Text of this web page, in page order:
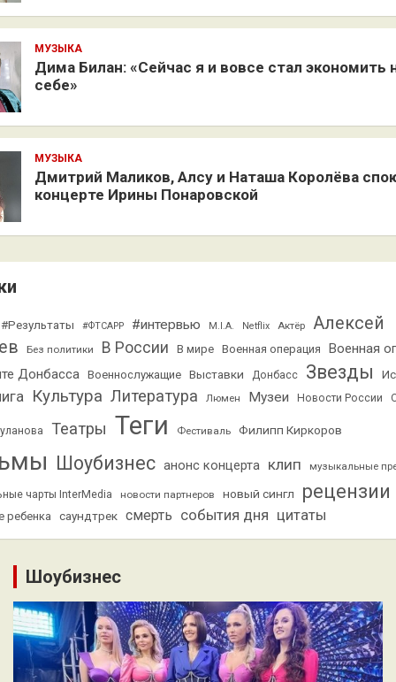
МУЗЫКА
Дима Билан: «Сейчас я и вовсе стал экономить
себе»
МУЗЫКА
Дмитрий Маликов, Алсу и Наташа Королёва
концерте Ирины Понаровской
#Результаты #ФТСАРР #интервью M.I.A. Netflix Актёр
Алексей
Без политики В России В мире Военная операция
Военная
Донбасса Военнослужащие Выставки Донбасс Звезды
Культура Литература Люмен Музеи Новости России
Театры Теги Фестиваль Филипп Киркоров
Шоубизнес анонс концерта клип музыкальные
чарты InterMedia новости партнеров новый сингл рецензии
ребенка саундтрек смерть события дня цитаты
Шоубизнес